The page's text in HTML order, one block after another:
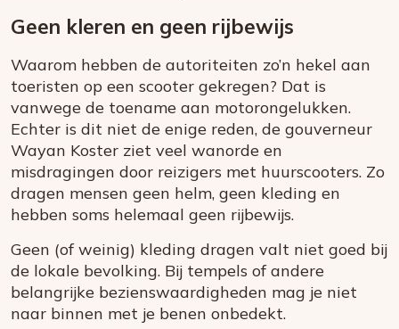
Geen kleren en geen rijbewijs
Waarom hebben de autoriteiten zo’n hekel aan
toeristen op een scooter gekregen? Dat is
vanwege de toename aan motorongelukken.
Echter is dit niet de enige reden, de gouverneur
Wayan Koster ziet veel wanorde en
misdragingen door reizigers met huurscooters. Zo
dragen mensen geen helm, geen kleding en
hebben soms helemaal geen rijbewijs.
Geen (of weinig) kleding dragen valt niet goed bij
de lokale bevolking. Bij tempels of andere
belangrijke bezienswaardigheden mag je niet
naar binnen met je benen onbedekt.